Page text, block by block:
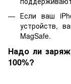
Если ваш
устройств,
MagSafe.
Надо ли
100%?